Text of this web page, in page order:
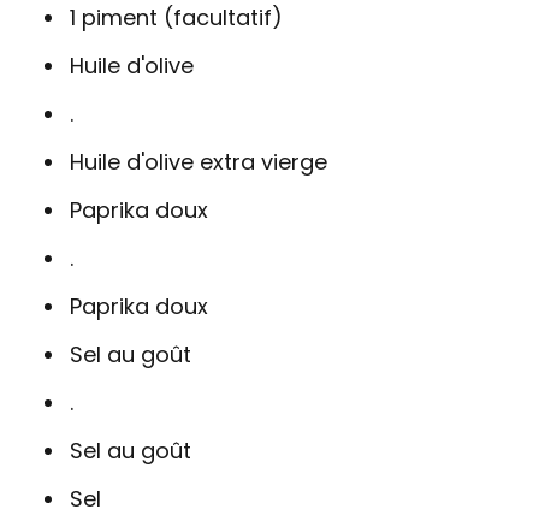
1 piment (facultatif)
Huile d'olive
.
Huile d'olive extra vierge
Paprika doux
.
Paprika doux
Sel au goût
.
Sel au goût
Sel